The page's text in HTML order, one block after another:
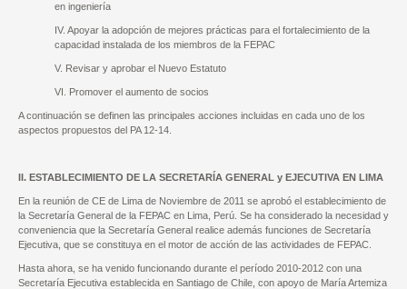
en ingeniería
IV. Apoyar la adopción de mejores prácticas para el fortalecimiento de la
capacidad instalada de los miembros de la FEPAC
V. Revisar y aprobar el Nuevo Estatuto
VI. Promover el aumento de socios
A continuación se definen las principales acciones incluidas en cada uno de los
aspectos propuestos del PA 12-14.
II. ESTABLECIMIENTO DE LA SECRETARÍA GENERAL y EJECUTIVA EN LIMA
En la reunión de CE de Lima de Noviembre de 2011 se aprobó el establecimiento de
la Secretaría General de la FEPAC en Lima, Perú. Se ha considerado la necesidad y
conveniencia que la Secretaría General realice además funciones de Secretaría
Ejecutiva, que se constituya en el motor de acción de las actividades de FEPAC.
Hasta ahora, se ha venido funcionando durante el período 2010-2012 con una
Secretaría Ejecutiva establecida en Santiago de Chile, con apoyo de María Artemiza